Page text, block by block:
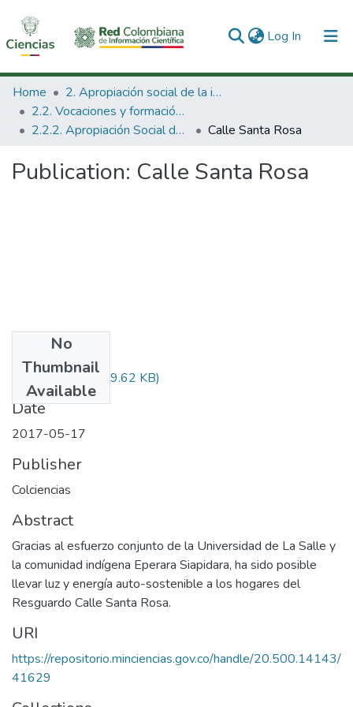
Log In (current)
Communities & Collections
All of DSpace
Home
2. Apropiación social de la información en Ciencia Tecnología e Innovación
2.2. Vocaciones y formación de la CTeI
2.2.2. Apropiación Social del Conocimiento
Calle Santa Rosa
Publication: Calle Santa Rosa
No
Thumbnail
Available
Audiovisual.pdf(29.62 KB)
Date
2017-05-17
Publisher
Colciencias
Abstract
Gracias al esfuerzo conjunto de la Universidad de La Salle y
la comunidad indígena Eperara Siapidara, ha sido posible
llevar luz y energía auto-sostenible a los hogares del
Resguardo Calle Santa Rosa.
URI
https://repositorio.minciencias.gov.co/handle/20.500.14143/
41629